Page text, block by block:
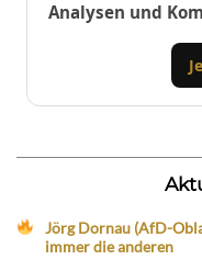
Analysen und
Jörg Dornau (AfD-
immer die anderen